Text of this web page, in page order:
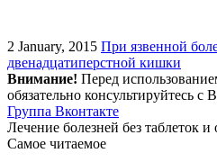
2 January, 2015 При язвенной
двенадцатиперстной кишки
Внимание! Перед
обязательно консультируйтесь
Группа Вконтакте
Лечение болезней без таблеток и
Самое читаемое